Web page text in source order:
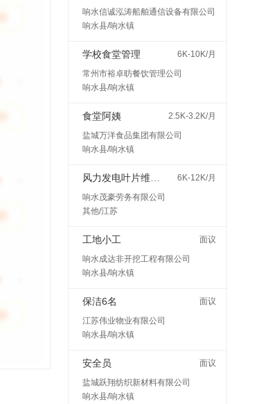
响水信诚泓涛船舶通信设备有限公司
响水县/响水镇
学校食堂管理
6K-10K/月
常州市裕卓昉餐饮管理公司
响水县/响水镇
食堂阿姨
2.5K-3.2K/月
盐城万洋食品集团有限公司
响水县/响水镇
6K-12K/月
响水茂豪劳务有限公司
其他/江苏
工地小工
面议
响水成达非开挖工程有限公司
响水县/响水镇
保洁6名
面议
江苏伟业物业有限公司
响水县/响水镇
安全员
面议
盐城跃翔纺织新材料有限公司
响水县/响水镇